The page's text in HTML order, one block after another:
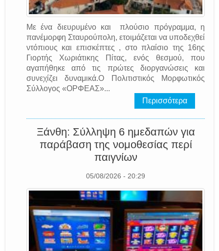
Με ένα διευρυμένο και πλούσιο πρόγραμμα, η
πανέμορφη Σταυρούπολη, ετοιμάζεται να υποδεχθεί
ντόπιους και επισκέπτες , στο πλαίσιο της 16ης
Γιορτής Χωριάτικης Πίτας, ενός θεσμού, που
αγαπήθηκε από τις πρώτες διοργανώσεις και
συνεχίζει δυναμικά.Ο Πολιτιστικός Μορφωτικός
Σύλλογος «ΟΡΦΕΑΣ»...
Περισσότερα
Ξάνθη: Σύλληψη 6 ημεδαπών για
παράβαση της νομοθεσίας περί
παιγνίων
05/08/2026 - 20:29